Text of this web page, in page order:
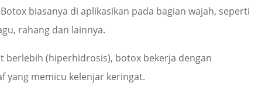
biasanya di aplikasikan pada bagian wajah, seperti
rahang dan lainnya.
berlebih (hiperhidrosis), botox bekerja dengan
yang memicu kelenjar keringat.